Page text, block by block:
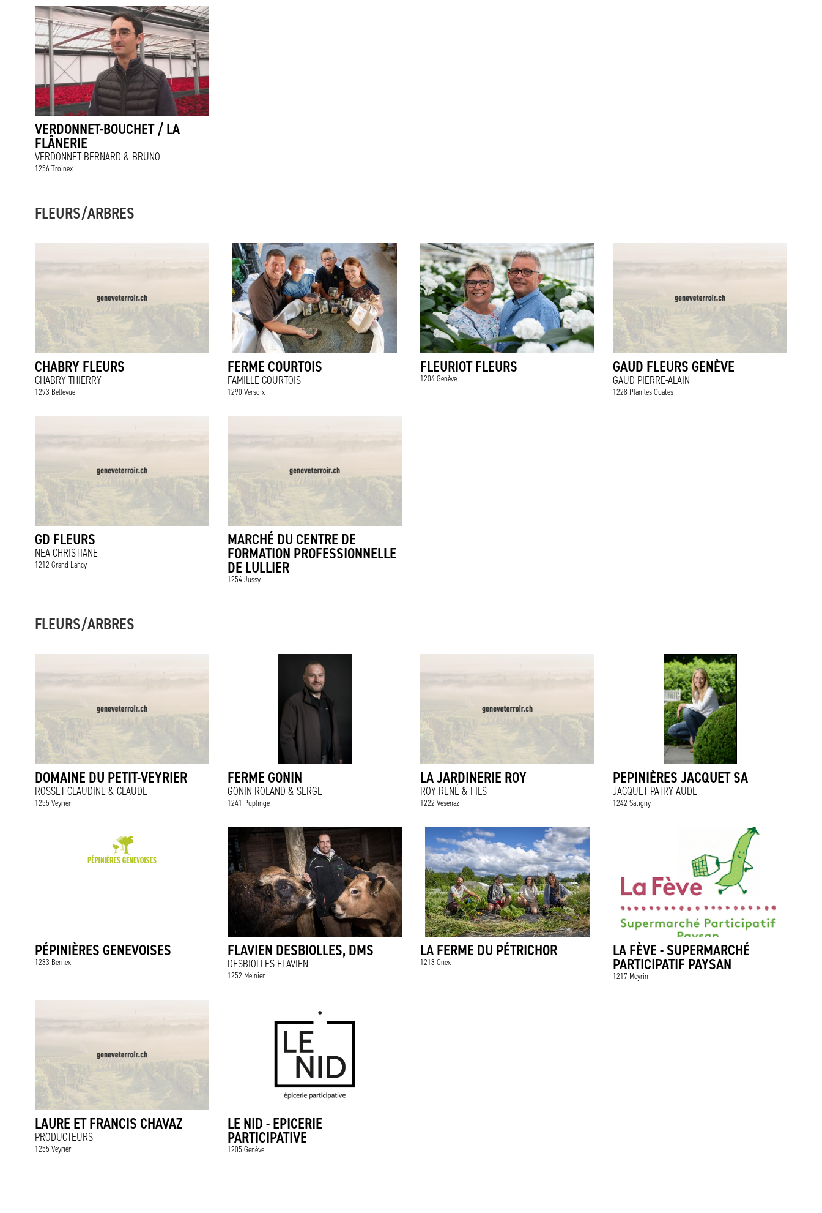
VERDONNET-BOUCHET / LA
FLÂNERIE
VERDONNET BERNARD & BRUNO
1256 Troinex
FLEURS/ARBRES
CHABRY FLEURS
CHABRY THIERRY
1293 Bellevue
FERME COURTOIS
FAMILLE COURTOIS
1290 Versoix
FLEURIOT FLEURS
1204 Genève
GAUD FLEURS GENÈVE
GAUD PIERRE-ALAIN
1228 Plan-les-Ouates
GD FLEURS
NEA CHRISTIANE
1212 Grand-Lancy
MARCHÉ DU CENTRE DE
FORMATION PROFESSIONNELLE
DE LULLIER
1254 Jussy
FLEURS/ARBRES
DOMAINE DU PETIT-VEYRIER
ROSSET CLAUDINE & CLAUDE
1255 Veyrier
FERME GONIN
GONIN ROLAND & SERGE
1241 Puplinge
LA JARDINERIE ROY
ROY RENÉ & FILS
1222 Vesenaz
PEPINIÈRES JACQUET SA
JACQUET PATRY AUDE
1242 Satigny
PÉPINIÈRES GENEVOISES
1233 Bernex
FLAVIEN DESBIOLLES, DMS
DESBIOLLES FLAVIEN
1252 Meinier
LA FERME DU PÉTRICHOR
1213 Onex
LA FÈVE - SUPERMARCHÉ
PARTICIPATIF PAYSAN
1217 Meyrin
LAURE ET FRANCIS CHAVAZ
PRODUCTEURS
1255 Veyrier
LE NID - EPICERIE
PARTICIPATIVE
1205 Genève